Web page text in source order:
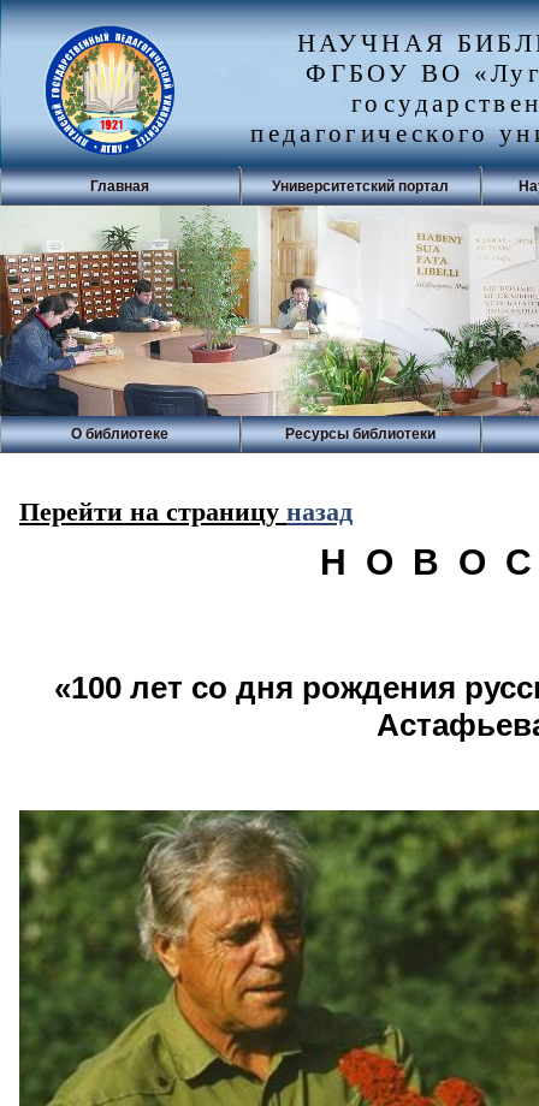
НАУЧНАЯ
ФГБОУ ВО
педагогического
Главная Университетский портал
О библиотеке Ресурсы библиотеки
Перейти на страницу назад
Н О В О
«100 лет со дня рождения